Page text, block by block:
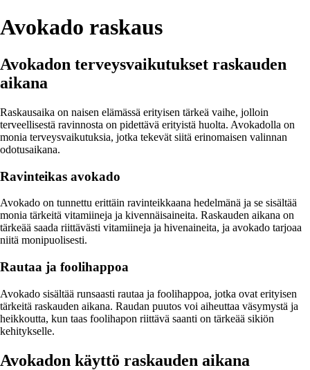
Avokado raskaus
Avokadon terveysvaikutukset raskauden
aikana
Raskausaika on naisen elämässä erityisen tärkeä vaihe, jolloin
terveellisestä ravinnosta on pidettävä erityistä huolta. Avokadolla on
monia terveysvaikutuksia, jotka tekevät siitä erinomaisen valinnan
odotusaikana.
Ravinteikas avokado
Avokado on tunnettu erittäin ravinteikkaana hedelmänä ja se sisältää
monia tärkeitä vitamiineja ja kivennäisaineita. Raskauden aikana on
tärkeää saada riittävästi vitamiineja ja hivenaineita, ja avokado tarjoaa
niitä monipuolisesti.
Rautaa ja foolihappoa
Avokado sisältää runsaasti rautaa ja foolihappoa, jotka ovat erityisen
tärkeitä raskauden aikana. Raudan puutos voi aiheuttaa väsymystä ja
heikkoutta, kun taas foolihapon riittävä saanti on tärkeää sikiön
kehitykselle.
Avokadon käyttö raskauden aikana